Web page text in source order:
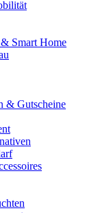
Smart Home
& Gutscheine